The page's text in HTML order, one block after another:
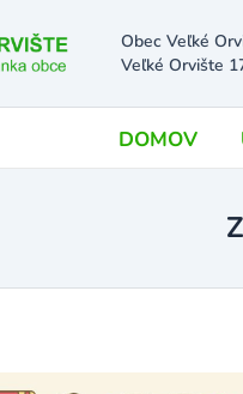
Obec Veľké
Veľké Orvište
DOMOV